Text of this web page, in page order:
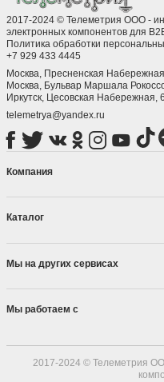
2017-2024 © Телеметрия ООО -
электронных компонентов для
Политика обработки
+7 929 433 4445
Москва, Пресненская
Москва, ​Бульвар Маршала
Иркутск, ​Цесовская Набережная, 6
telemetrya@yandex.ru
Компания
Каталог
Мы на других сервисах
Мы работаем с
2017-2024 © Телеметрия